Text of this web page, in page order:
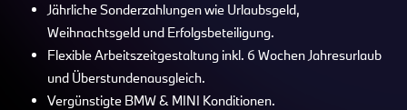
Jährliche Sonderzahlungen wie Urlaubsgeld,
Weihnachtsgeld und Erfolgsbeteiligung.
Flexible Arbeitszeitgestaltung inkl. 6 Wochen Jahresurlaub
und Überstundenausgleich.
Vergünstigte BMW & MINI Konditionen.